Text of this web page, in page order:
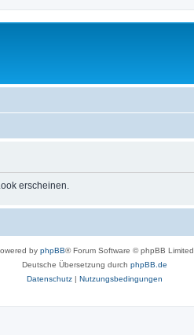
erscheinen.
by phpBB® Forum Software © phpBB Limited
Deutsche Übersetzung durch phpBB.de
Datenschutz| Nutzungsbedingungen